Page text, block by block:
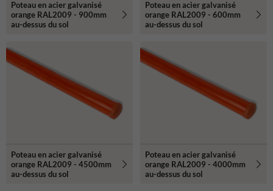
Poteau en acier galvanisé
orange RAL2009 - 900mm
au-dessus du sol
Poteau en acier galvanisé
orange RAL2009 - 600mm
au-dessus du sol
Poteau en acier galvanisé
orange RAL2009 - 4500mm
au-dessus du sol
Poteau en acier galvanisé
orange RAL2009 - 4000mm
au-dessus du sol